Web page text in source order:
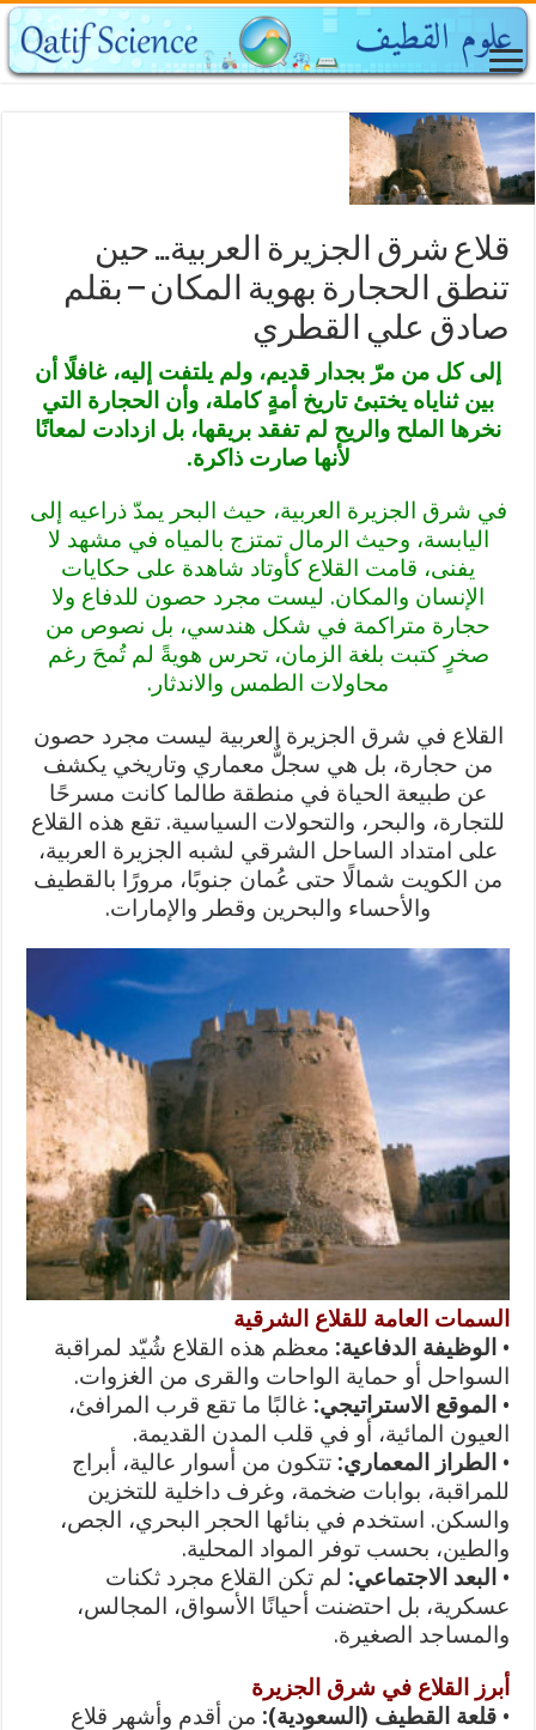
قلاع شرق الجزيرة العربية… حين
تنطق الحجارة بهوية المكان – بقلم
صادق علي القطري
إلى كل من مرّ بجدار قديم، ولم يلتفت إليه، غافلًا أن
بين ثناياه يختبئ تاريخ أمةٍ كاملة، وأن الحجارة التي
نخرها الملح والريح لم تفقد بريقها، بل ازدادت لمعانًا
لأنها صارت ذاكرة.
في شرق الجزيرة العربية، حيث البحر يمدّ ذراعيه إلى
اليابسة، وحيث الرمال تمتزج بالمياه في مشهد لا
يفنى، قامت القلاع كأوتاد شاهدة على حكايات
الإنسان والمكان. ليست مجرد حصون للدفاع ولا
حجارة متراكمة في شكل هندسي، بل نصوص من
صخرٍ كتبت بلغة الزمان، تحرس هويةً لم تُمحَ رغم
محاولات الطمس والاندثار.
القلاع في شرق الجزيرة العربية ليست مجرد حصون
من حجارة، بل هي سجلٌّ معماري وتاريخي يكشف
عن طبيعة الحياة في منطقة طالما كانت مسرحًا
للتجارة، والبحر، والتحولات السياسية. تقع هذه القلاع
على امتداد الساحل الشرقي لشبه الجزيرة العربية،
من الكويت شمالًا حتى عُمان جنوبًا، مرورًا بالقطيف
والأحساء والبحرين وقطر والإمارات.
السمات العامة للقلاع الشرقية
• الوظيفة الدفاعية: معظم هذه القلاع شُيّد لمراقبة
السواحل أو حماية الواحات والقرى من الغزوات.
• الموقع الاستراتيجي: غالبًا ما تقع قرب المرافئ،
العيون المائية، أو في قلب المدن القديمة.
• الطراز المعماري: تتكون من أسوار عالية، أبراج
للمراقبة، بوابات ضخمة، وغرف داخلية للتخزين
والسكن. استخدم في بنائها الحجر البحري، الجص،
والطين، بحسب توفر المواد المحلية.
• البعد الاجتماعي: لم تكن القلاع مجرد ثكنات
عسكرية، بل احتضنت أحيانًا الأسواق، المجالس،
والمساجد الصغيرة.
أبرز القلاع في شرق الجزيرة
•قلعة القطيف (السعودية): من أقدم وأشهر قلاع